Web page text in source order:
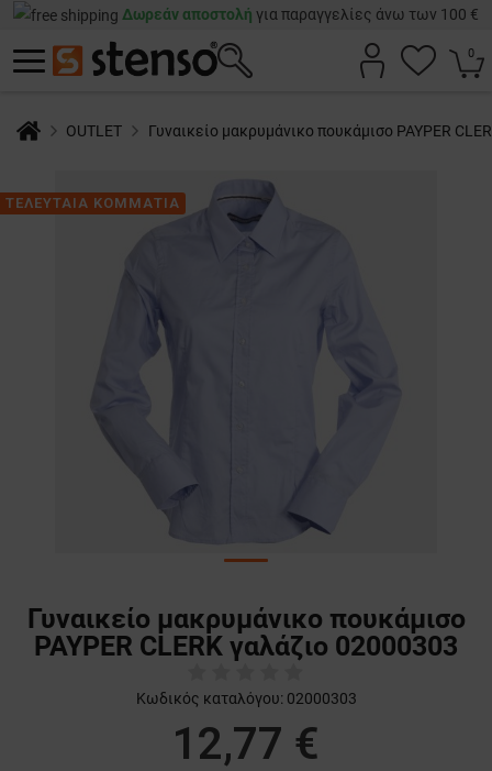
Δωρεάν αποστολή για παραγγελίες άνω των 100 €
0
OUTLET Γυναικείο μακρυμάνικο πουκάμισο PAYPER
ΤΕΛΕΥΤΑΙΑ ΚΟΜΜΑΤΙΑ
Γυναικείο μακρυμάνικο πουκάμισο
PAYPER CLERK γαλάζιο 02000303
Κωδικός καταλόγου: 02000303
12,77 €